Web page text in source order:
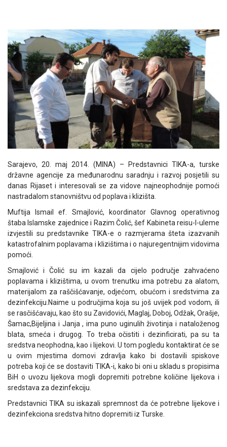
Sarajevo, 20. maj 2014. (MINA) – Predstavnici TIKA-a, turske
državne agencije za međunarodnu saradnju i razvoj posjetili su
danas Rijaset i interesovali se za vidove najneophodnije pomoći
nastradalom stanovništvu od poplava i klizišta.
Muftija Ismail ef. Smajlović, koordinator Glavnog operativnog
štaba Islamske zajednice i Razim Čolić, šef Kabineta reisu-l-uleme
izvjestili su predstavnike TIKA-e o razmjerama šteta izazvanih
katastrofalnim poplavama i klizištima i o najuregentnijim vidovima
pomoći.
Smajlović i Čolić su im kazali da cijelo područje zahvaćeno
poplavama i klizištima, u ovom trenutku ima potrebu za alatom,
materijalom za raščišćavanje, odjećom, obućom i sredstvima za
dezinfekciju.Naime u područjima koja su još uvijek pod vodom, ili
se rasčišćavaju, kao što su Zavidovići, Maglaj, Doboj, Odžak, Orašje,
Šamac,Bijeljina i Janja , ima puno uginulih životinja i nataloženog
blata, smeća i drugog. To treba očistiti i dezinficirati, pa su ta
sredstva neophodna, kao i lijekovi. U tom pogledu kontaktirat će se
u ovim mjestima domovi zdravlja kako bi dostavili spiskove
potreba koji će se dostaviti TIKA-i, kako bi oni u skladu s propisima
BiH o uvozu lijekova mogli dopremiti potrebne količine lijekova i
sredstava za dezinfekciju.
Predstavnici TIKA su iskazali spremnost da će potrebne lijekove i
dezinfekciona sredstva hitno dopremiti iz Turske.